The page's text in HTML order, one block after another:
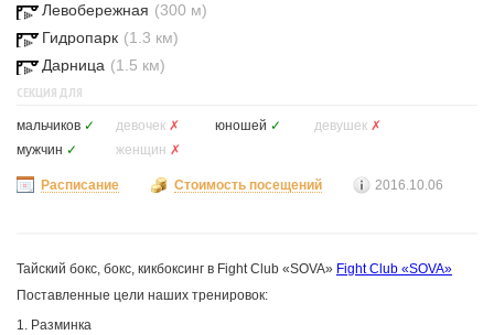
Левобережная (300 м)
Гидропарк (1.3 км)
Дарница (1.5 км)
СЕКЦИЯ ДЛЯ
мальчиков ✓ девочек ✗ юношей ✓ девушек ✗
мужчин ✓ женщин ✗
Расписание Стоимость посещений 2016.10.06
Тайский бокс, бокс, кикбоксинг в Fight Club «SOVA» Fight Club «SOVA»
Поставленные цели наших тренировок:
1. Разминка